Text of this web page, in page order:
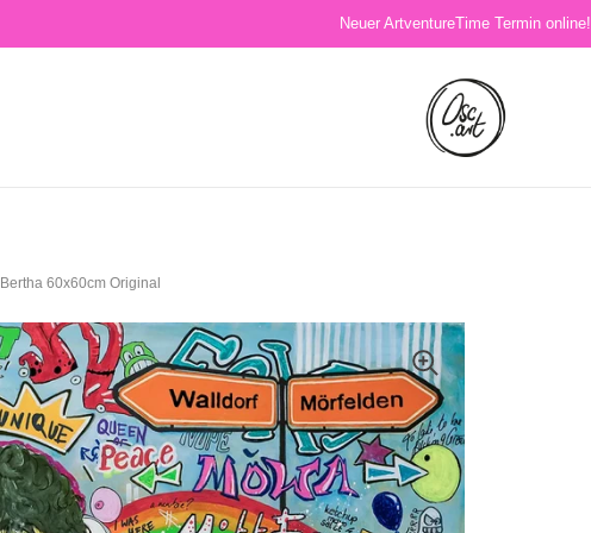
Neuer ArtventureTime Termin online!
Bertha 60x60cm Original